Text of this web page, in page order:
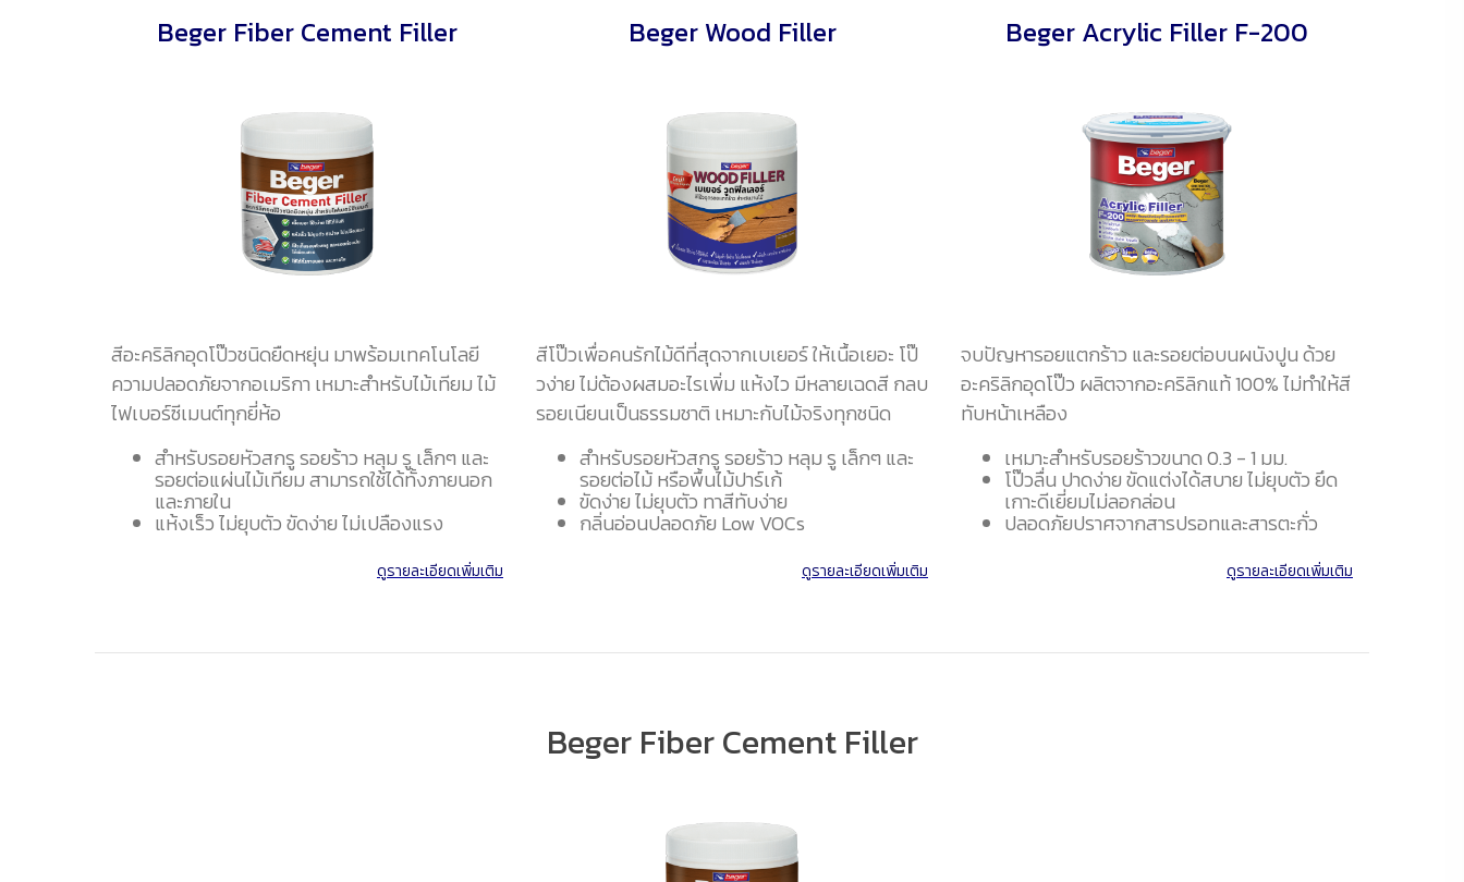
Beger Fiber Cement Filler
สีอะคริลิกอุดโป๊วชนิดยืดหยุ่น มาพร้อมเทคโนโลยี
ความปลอดภัยจากอเมริกา เหมาะสำหรับไม้เทียม ไม้
ไฟเบอร์ซีเมนต์ทุกยี่ห้อ
สำหรับรอยหัวสกรู รอยร้าว หลุม รู เล็กๆ และ
รอยต่อแผ่นไม้เทียม สามารถใช้ได้ทั้งภายนอก
และภายใน
แห้งเร็ว ไม่ยุบตัว ขัดง่าย ไม่เปลืองแรง
ดูรายละเอียดเพิ่มเติม
Beger Wood Filler
สีโป๊วเพื่อคนรักไม้ดีที่สุดจากเบเยอร์ ให้เนื้อเยอะ โป๊
วง่าย ไม่ต้องผสมอะไรเพิ่ม แห้งไว มีหลายเฉดสี กลบ
รอยเนียนเป็นธรรมชาติ เหมาะกับไม้จริงทุกชนิด
สำหรับรอยหัวสกรู รอยร้าว หลุม รู เล็กๆ และ
รอยต่อไม้ หรือพื้นไม้ปาร์เก้
ขัดง่าย ไม่ยุบตัว ทาสีทับง่าย
กลิ่นอ่อนปลอดภัย Low VOCs
ดูรายละเอียดเพิ่มเติม
Beger Acrylic Filler F-200
จบปัญหารอยแตกร้าว และรอยต่อบนผนังปูน ด้วย
อะคริลิกอุดโป๊ว ผลิตจากอะคริลิกแท้ 100% ไม่ทำให้สี
ทับหน้าเหลือง
เหมาะสำหรับรอยร้าวขนาด 0.3 - 1 มม.
โป๊วลื่น ปาดง่าย ขัดแต่งได้สบาย ไม่ยุบตัว ยึด
เกาะดีเยี่ยมไม่ลอกล่อน
ปลอดภัยปราศจากสารปรอทและสารตะกั่ว
ดูรายละเอียดเพิ่มเติม
Beger Fiber Cement Filler